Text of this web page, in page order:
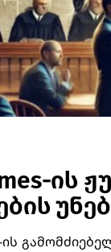
ის
ის